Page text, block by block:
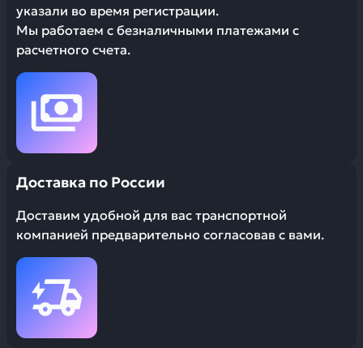
указали во время регистрации.
Мы работаем с безналичными платежами с
расчетного счета.
Доставка по России
Доставим удобной для вас транспортной
компанией предварительно согласовав с вами.